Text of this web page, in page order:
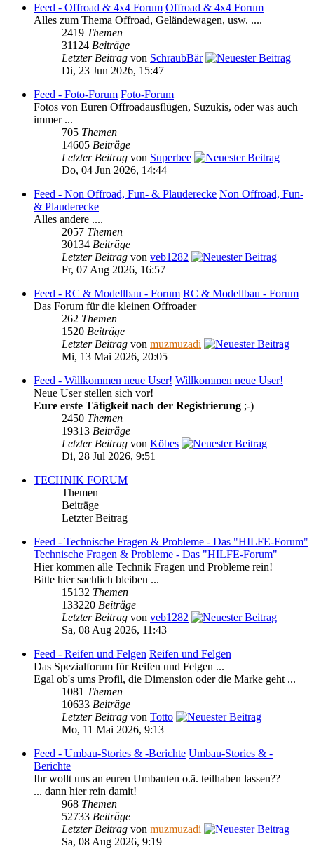
Feed - Offroad & 4x4 Forum Offroad & 4x4 Forum
Alles zum Thema Offroad, Geländewagen, usw. ....
2419 Themen
31124 Beiträge
Letzter Beitrag von SchraubBär
Di, 23 Jun 2026, 15:47
Feed - Foto-Forum Foto-Forum
Fotos von Euren Offroadausflügen, Suzukis, oder was auch
immer ...
705 Themen
14605 Beiträge
Letzter Beitrag von Superbee
Do, 04 Jun 2026, 14:44
Feed - Non Offroad, Fun- & Plauderecke Non Offroad, Fun-
& Plauderecke
Alles andere ....
2057 Themen
30134 Beiträge
Letzter Beitrag von veb1282
Fr, 07 Aug 2026, 16:57
Feed - RC & Modellbau - Forum RC & Modellbau - Forum
Das Forum für die kleinen Offroader
262 Themen
1520 Beiträge
Letzter Beitrag von muzmuzadi
Mi, 13 Mai 2026, 20:05
Feed - Willkommen neue User! Willkommen neue User!
Neue User stellen sich vor!
Eure erste Tätigkeit nach der Registrierung ;-)
2450 Themen
19313 Beiträge
Letzter Beitrag von Köbes
Di, 28 Jul 2026, 9:51
TECHNIK FORUM
Themen
Beiträge
Letzter Beitrag
Feed - Technische Fragen & Probleme - Das "HILFE-Forum"
Technische Fragen & Probleme - Das "HILFE-Forum"
Hier kommen alle Technik Fragen und Probleme rein!
Bitte hier sachlich bleiben ...
15132 Themen
133220 Beiträge
Letzter Beitrag von veb1282
Sa, 08 Aug 2026, 11:43
Feed - Reifen und Felgen Reifen und Felgen
Das Spezialforum für Reifen und Felgen ...
Egal ob's ums Profil, die Dimension oder die Marke geht ...
1081 Themen
10633 Beiträge
Letzter Beitrag von Totto
Mo, 11 Mai 2026, 9:13
Feed - Umbau-Stories & -Berichte Umbau-Stories & -
Berichte
Ihr wollt uns an euren Umbauten o.ä. teilhaben lassen??
... dann hier rein damit!
968 Themen
52733 Beiträge
Letzter Beitrag von muzmuzadi
Sa, 08 Aug 2026, 9:19